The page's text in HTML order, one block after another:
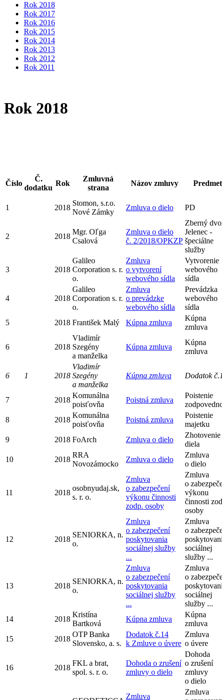
Rok 2018
Rok 2017
Rok 2016
Rok 2015
Rok 2014
Rok 2013
Rok 2012
Rok 2011
Rok 2018
Číslo
Č.
dodatku
Rok
Zmluvná
strana
Názov zmluvy Predmet
1 2018
Stomon, s.r.o.
Nové Zámky
Zmluva o dielo PD
2 2018
Mgr. Oľga
Csalová
Zmluva o dielo
č. 2/2018/OPKZP
Zberný
Jelenec -
špeciálne
služby
3 2018
Galileo
Corporation s. r.
o.
Zmluva
o vytvorení
webového sídla
Vytvorenie
webového
sídla
4 2018
Galileo
Corporation s. r.
o.
Zmluva
o prevádzke
webového sídla
Prevádzka
webového
sídla
5
2018 František Malý Kúpna zmluva
Kúpna
zmluva
6 2018
Vladimír
Szegény
a manželka
Kúpna zmluva
Kúpna
zmluva
6 1 2018
Vladimír
Szegény
a manželka
Kúpna zmluva Dodatok
7 2018
Komunálna
poisťovňa
Poistná zmluva
Poistenie
8
2018
Komunálna
poisťovňa
Poistná zmluva
Poistenie
majetku
9
2018 FoArch Zmluva o dielo
Zhotovenie
diela
10
2018
RRA
Novozámocko
Zmluva o dielo
Zmluva
o dielo
11 2018
osobnyudaj.sk,
s. r. o.
Zmluva
o zabezpečení
výkonu činnosti
zodp. osoby
Zmluva
o
výkonu
činnosti
osoby
12 2018
SENIORKA, n.
o.
Zmluva
o zabezpečení
poskytovania
sociálnej služby
...
Zmluva
o
sociálnej
služby ...
13 2018
SENIORKA, n.
o.
Zmluva
o zabezpečení
poskytovania
sociálnej služby
...
Zmluva
o
sociálnej
služby ...
14
2018
Kristína
Bartková
Kúpna zmluva
Kúpna
zmluva
15
2018
OTP Banka
Slovensko, a. s.
Dodatok č.14
k Zmluve o úvere
Zmluva
o úvere
16 2018
FKL a brat,
spol. s. r. o.
Dohoda o zrušení
zmluvy o dielo
Dohoda
o zrušení
zmluvy
o dielo
Zmluva
Zmluva